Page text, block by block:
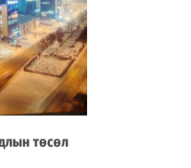
төсөл